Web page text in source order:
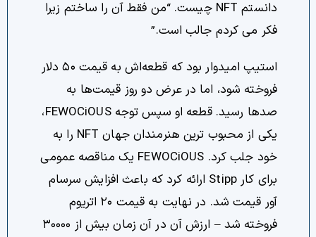
دانستم NFT چیست. “من فقط آن را ساختم زیرا
فکر می کردم جالب است.”
استیپ امیدوار بود که قطعه‌اش به قیمت ۵۰ دلار
فروخته شود، اما در عرض دو روز قیمت‌ها به
صدها رسید. قطعه او سپس توجه FEWOCiOUS،
یکی از محبوب ترین هنرمندان جهان NFT را به
خود جلب کرد. FEWOCiOUS یک مناقصه عمومی
برای کار Stipp ارائه کرد که باعث افزایش سرسام
آور قیمت شد. در نهایت به قیمت ۲۰ اتریوم
فروخته شد – ارزش آن در آن زمان بیش از ۳۰۰۰۰